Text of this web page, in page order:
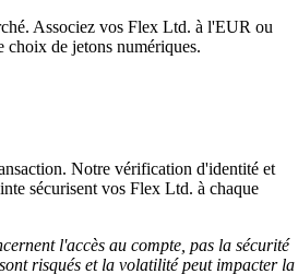
Associez vos Flex Ltd. à l'EUR ou
choix de jetons numériques.
Notre vérification d'identité et
sécurisent vos Flex Ltd. à chaque
l'accès au compte, pas la sécurité
risqués et la volatilité peut impacter la